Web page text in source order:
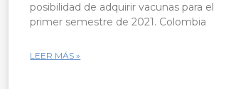
posibilidad de adquirir vacunas para el
primer semestre de 2021. Colombia
LEER MÁS »